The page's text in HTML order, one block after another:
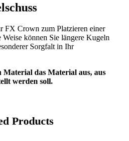
FX Crown zum Platzieren einer
können Sie längere Kugeln
Sorgfalt in Ihr
das Material aus, aus
werden soll.
Products